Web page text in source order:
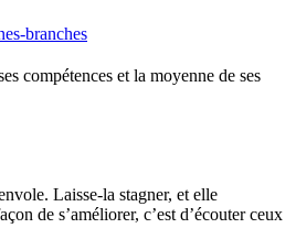
branches
compétences et la moyenne de ses
Laisse-la stagner, et elle
de s’améliorer, c’est d’écouter ceux